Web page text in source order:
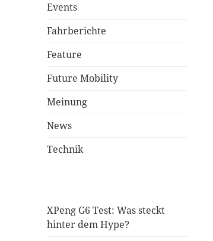
Events
Fahrberichte
Feature
Future Mobility
Meinung
News
Technik
XPeng G6 Test: Was steckt
hinter dem Hype?